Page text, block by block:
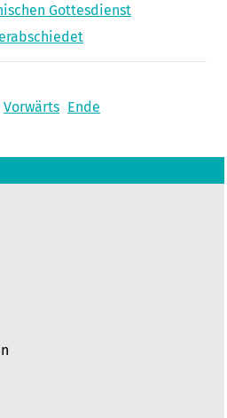
Gottesdienst
Vorwärts Ende